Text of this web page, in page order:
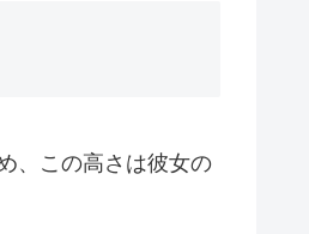
、この高さは彼女の